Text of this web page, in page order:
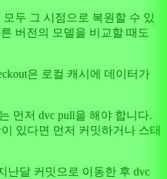
두 그 시점으로 복원할 수 있
버전의 모델을 비교할 때도
은 로컬 캐시에 데이터가
먼저 dvc pull을 해야 합니다.
있다면 먼저 커밋하거나 스태
난달 커밋으로 이동한 후 dvc